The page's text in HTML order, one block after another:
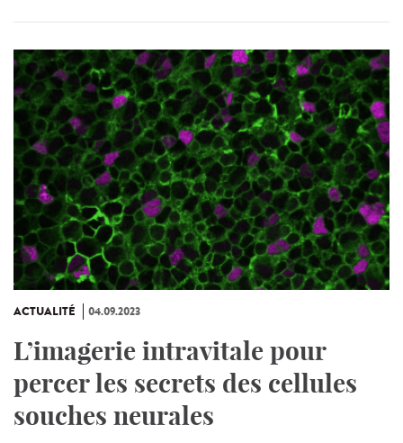
ACTUALITÉ 04.09.2023
L’imagerie intravitale pour
percer les secrets des cellules
souches neurales